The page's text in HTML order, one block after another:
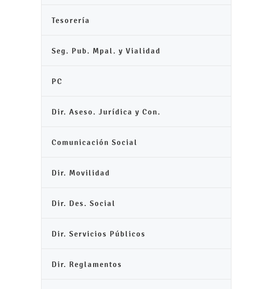
Tesorería
Seg. Pub. Mpal. y Vialidad
PC
Dir. Aseso. Jurídica y Con.
Comunicación Social
Dir. Movilidad
Dir. Des. Social
Dir. Servicios Públicos
Dir. Reglamentos